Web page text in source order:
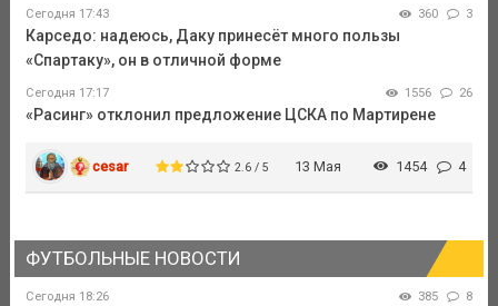
Сегодня 17:43 360 3
Карседо: надеюсь, Даку принесёт много пользы
«Спартаку», он в отличной форме
Сегодня 17:17 1556 26
«Расинг» отклонил предложение ЦСКА по Мартирене
cesar 2.6 / 5 13 Мая 1454 4
ФУТБОЛЬНЫЕ НОВОСТИ
Сегодня 18:26 385 8